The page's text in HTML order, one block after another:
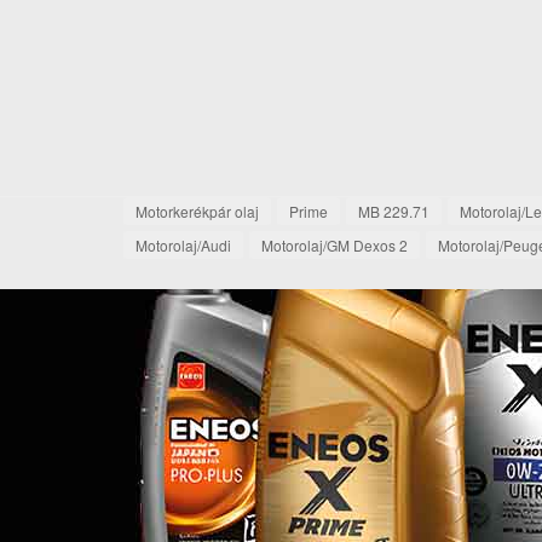
Motorkerékpár olaj Prime MB 229.71 Motorolaj/
Motorolaj/Audi
Motorolaj/GM Dexos 2 Motorolaj/